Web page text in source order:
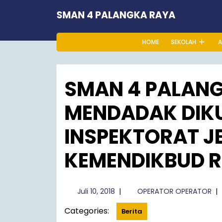
SMAN 4 PALANGKA RAYA
HOME SEKOLAH
SMAN 4
MENDADAK
INSPEKTORAT
KEMENDIKBUD
Juli 10, 2018Juli
10,
2018
| OPERATOR OPERATOR |
Categories: Berita